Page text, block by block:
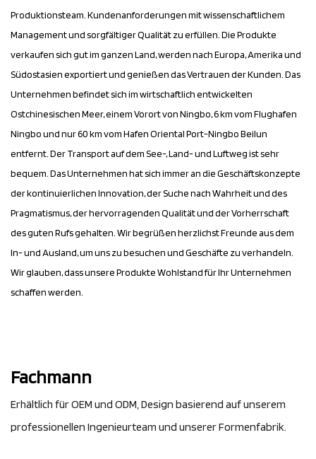
Produktionsteam. Kundenanforderungen mit wissenschaftlichem
Management und sorgfältiger Qualität zu erfüllen. Die Produkte
verkaufen sich gut im ganzen Land, werden nach Europa, Amerika und
Südostasien exportiert und genießen das Vertrauen der Kunden. Das
Unternehmen befindet sich im wirtschaftlich entwickelten
Ostchinesischen Meer, einem Vorort von Ningbo, 6 km vom Flughafen
Ningbo und nur 60 km vom Hafen Oriental Port-Ningbo Beilun
entfernt. Der Transport auf dem See-, Land- und Luftweg ist sehr
bequem. Das Unternehmen hat sich immer an die Geschäftskonzepte
der kontinuierlichen Innovation, der Suche nach Wahrheit und des
Pragmatismus, der hervorragenden Qualität und der Vorherrschaft
des guten Rufs gehalten. Wir begrüßen herzlichst Freunde aus dem
In- und Ausland, um uns zu besuchen und Geschäfte zu verhandeln.
Wir glauben, dass unsere Produkte Wohlstand für Ihr Unternehmen
schaffen werden.
Fachmann
Erhältlich für OEM und ODM, Design basierend auf unserem
professionellen Ingenieurteam und unserer Formenfabrik.